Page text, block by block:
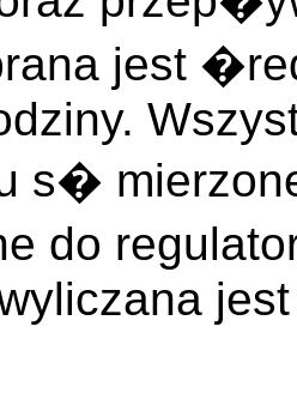
jest
s�
do